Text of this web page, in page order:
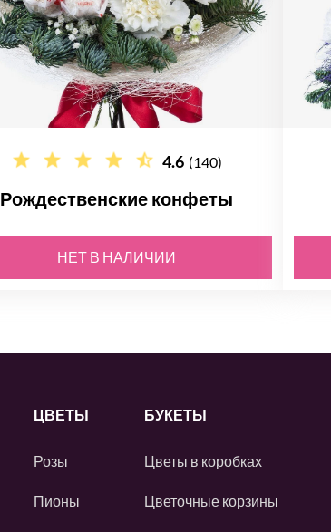
4.6 (140)
Рождественские конфеты
НЕТ В НАЛИЧИИ
ЦВЕТЫ
Розы
Пионы
БУКЕТЫ
Цветы в коробках
Цветочные корзины